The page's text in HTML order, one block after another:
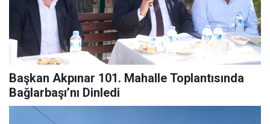
Başkan Akpınar 101. Mahalle Toplantısında
Bağlarbaşı’nı Dinledi